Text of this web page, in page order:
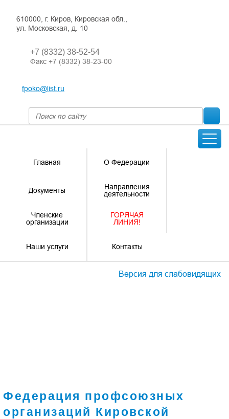
610000, г. Киров, Кировская обл.,
ул. Московская, д. 10
+7 (8332) 38-52-54
Факс +7 (8332) 38-23-00
fpoko@list.ru
Главная О Федерации
Документы
Направления
деятельности
Членские
организации
ГОРЯЧАЯ
ЛИНИЯ!
Наши услуги Контакты
Версия для слабовидящих
Федерация профсоюзных
организаций Кировской